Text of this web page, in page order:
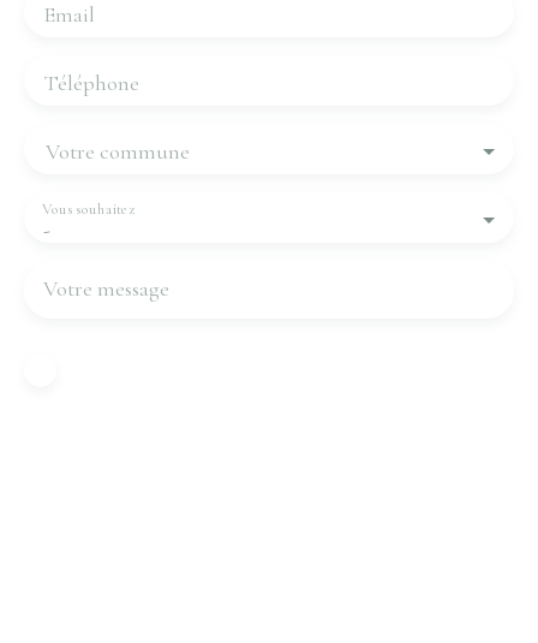
Email
Téléphone
Votre commune
-
Vous souhaitez
Votre message